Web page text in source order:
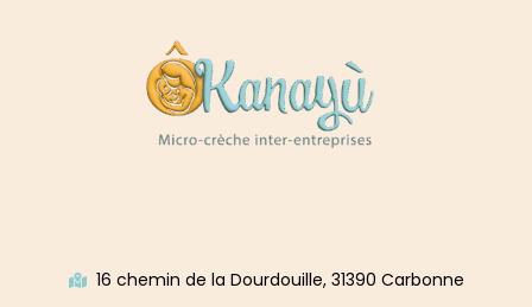
16 chemin de la Dourdouille, 31390 Carbonne